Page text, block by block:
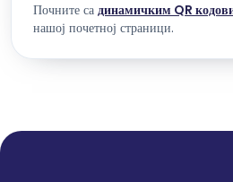
Почните са динамичким QR
нашој почетној страници.